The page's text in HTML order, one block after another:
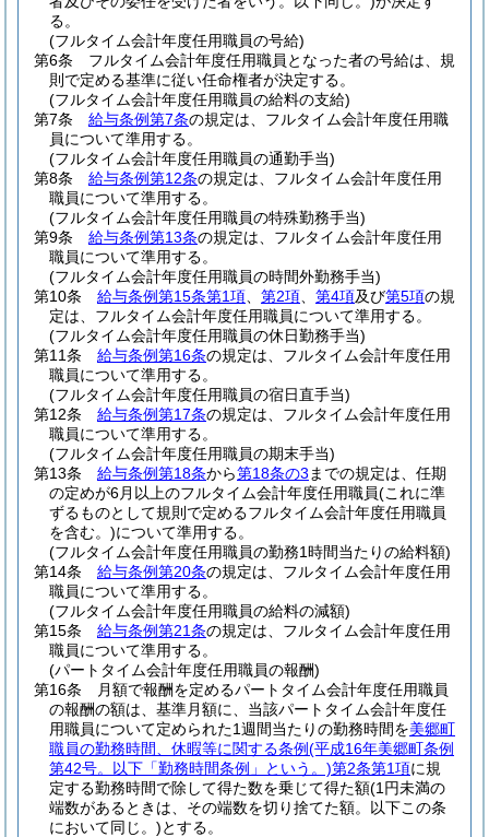
る。
(フルタイム会計年度任用職員の号給)
第6条
フルタイム会計年度任用職員となった者の号給は、規
則で定める基準に従い任命権者が決定する。
(フルタイム会計年度任用職員の給料の支給)
第7条
給与条例第7条の規定は、フルタイム会計年度任用職
員について準用する。
(フルタイム会計年度任用職員の通勤手当)
第8条
給与条例第12条の規定は、フルタイム会計年度任用
職員について準用する。
(フルタイム会計年度任用職員の特殊勤務手当)
第9条
給与条例第13条の規定は、フルタイム会計年度任用
職員について準用する。
(フルタイム会計年度任用職員の時間外勤務手当)
第10条
給与条例第15条第1項 第2項 第4項及び第5項の規
定は、フルタイム会計年度任用職員について準用する。
(フルタイム会計年度任用職員の休日勤務手当)
第11条
給与条例第16条の規定は、フルタイム会計年度任用
職員について準用する。
(フルタイム会計年度任用職員の宿日直手当)
第12条
給与条例第17条の規定は、フルタイム会計年度任用
職員について準用する。
(フルタイム会計年度任用職員の期末手当)
第13条
給与条例第18条から第18条の3 までの規定は、任期
の定めが6月以上のフルタイム会計年度任用職員(これに準
ずるものとして規則で定めるフルタイム会計年度任用職員
を含む。)について準用する。
(フルタイム会計年度任用職員の勤務1時間当たりの給料額)
第14条
給与条例第20条の規定は、フルタイム会計年度任用
職員について準用する。
(フルタイム会計年度任用職員の給料の減額)
第15条
給与条例第21条の規定は、フルタイム会計年度任用
職員について準用する。
(パートタイム会計年度任用職員の報酬)
第16条
月額で報酬を定めるパートタイム会計年度任用職員
の報酬の額は、基準月額に、当該パートタイム会計年度任
用職員について定められた1週間当たりの勤務時間を美郷町
職員の勤務時間、休暇等に関する条例(平成16年美郷町条例
第42号。以下「勤務時間条例」という。)第2条第1項に規
定する勤務時間で除して得た数を乗じて得た額(1円未満の
端数があるときは、その端数を切り捨てた額。以下この条
において同じ。)とする。